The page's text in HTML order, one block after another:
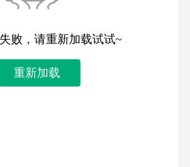
败，请重新加载试试~
重新加载